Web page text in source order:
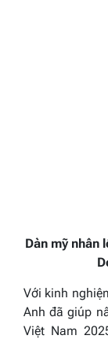
Dàn mỹ nhân
Với kinh
Anh đã giúp
Việt Nam